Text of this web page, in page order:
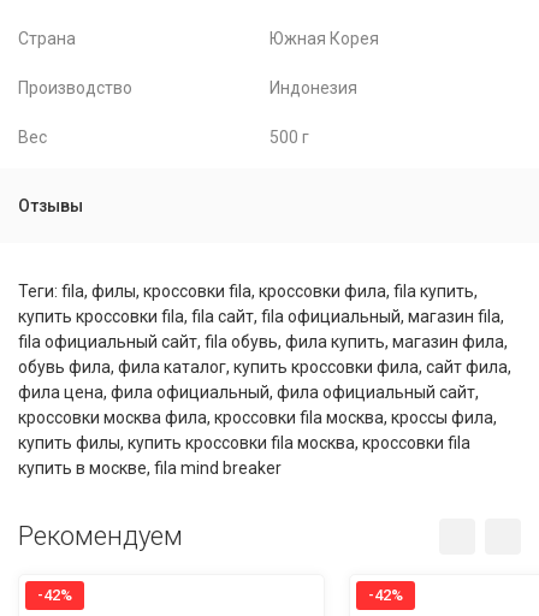
Страна Южная Корея
Производство Индонезия
Вес 500 г
Отзывы
Теги: fila, филы, кроссовки fila, кроссовки фила, fila купить,
купить кроссовки fila, fila сайт, fila официальный, магазин fila,
fila официальный сайт, fila обувь, фила купить, магазин фила,
обувь фила, фила каталог, купить кроссовки фила, сайт фила,
фила цена, фила официальный, фила официальный сайт,
кроссовки москва фила, кроссовки fila москва, кроссы фила,
купить филы, купить кроссовки fila москва, кроссовки fila
купить в москве, fila mind breaker
Рекомендуем
-42% -42%